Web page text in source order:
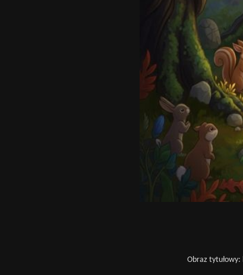
Obraz tytułowy: